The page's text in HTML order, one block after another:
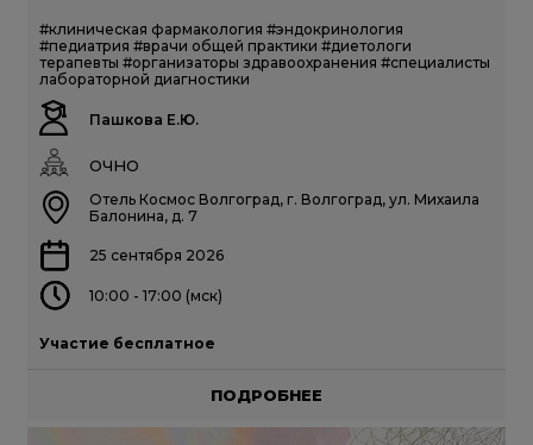
#клиническая фармакология #эндокринология
#педиатрия #врачи общей практики #диетологи
терапевты #организаторы здравоохранения #специалисты
лабораторной диагностики
Пашкова Е.Ю.
ОЧНО
Отель Космос Волгоград, г. Волгоград, ул. Михаила
Балонина, д. 7
25 сентября 2026
10:00 - 17:00 (мск)
Участие бесплатное
ПОДРОБНЕЕ